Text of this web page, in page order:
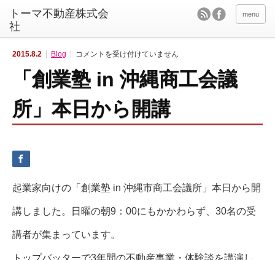
menu
2015.8.2 Blog
「創
塾
i
n
縄
商
工
会
開
講
コメントを受け付けていません
「創業塾 in 沖縄商工会議
所」本日から開講
起業家向けの「創業塾 in 沖縄市商工会議所」本日から開
講しました。日曜の朝9：00にもかかわらず、30名の受
講者が集まっています。
トップバッターで3年間の不動産事業・体験談を講演し